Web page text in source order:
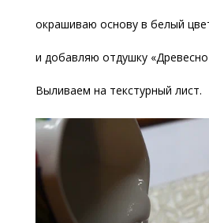
окрашиваю основу в белый
и добавляю отдушку
Выливаем на текстурный лист.